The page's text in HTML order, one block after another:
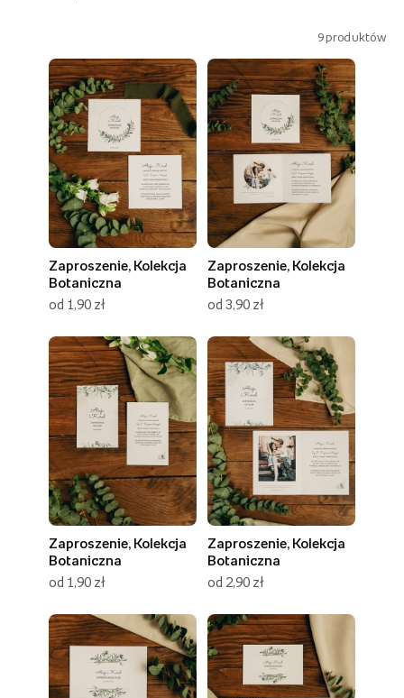
9produktów
Zaproszenie, Kolekcja
Botaniczna
od 1,90 zł
Zaproszenie, Kolekcja
Botaniczna
od 3,90 zł
Zaproszenie, Kolekcja
Botaniczna
od 1,90 zł
Zaproszenie, Kolekcja
Botaniczna
od 2,90 zł